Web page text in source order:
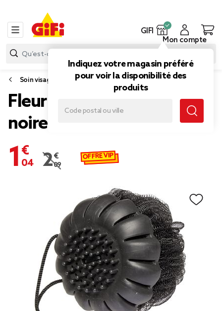
GIFI
Indiquez votre magasin préféré
pour voir la disponibilité des
produits
Mon compte
Soin visage et corps
Fleur de douche exfoliante
noire
1,04 €
Prix remisé de 2,09 € à 1,04 €
2,09 € OFFRE VIP